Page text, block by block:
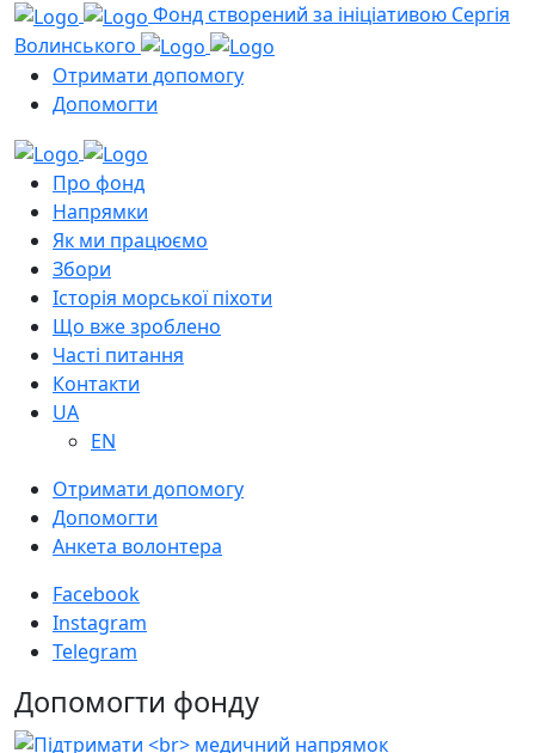
Фонд створений за ініціативою Сергія
Волинського
Отримати допомогу
Допомогти
Про фонд
Напрямки
Як ми працюємо
Збори
Історія морської піхоти
Що вже зроблено
Часті питання
Контакти
UA
EN
Отримати допомогу
Допомогти
Анкета волонтера
Facebook
Instagram
Telegram
Допомогти фонду